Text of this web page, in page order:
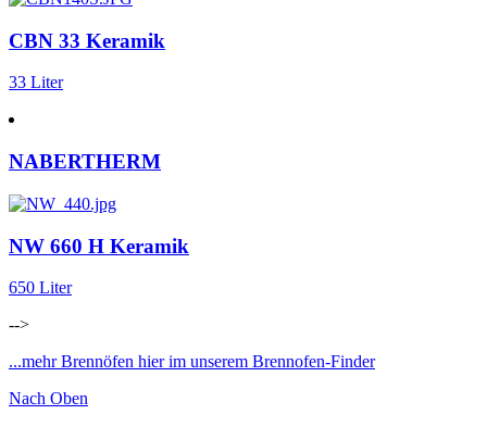
CBN 33 Keramik
33 Liter
NABERTHERM
NW 660 H Keramik
650 Liter
-->
...mehr Brennöfen hier im unserem Brennofen-Finder
Nach Oben